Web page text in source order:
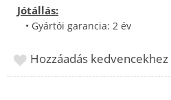
Jótállás:
• Gyártói garancia: 2 év
Hozzáadás kedvencekhez